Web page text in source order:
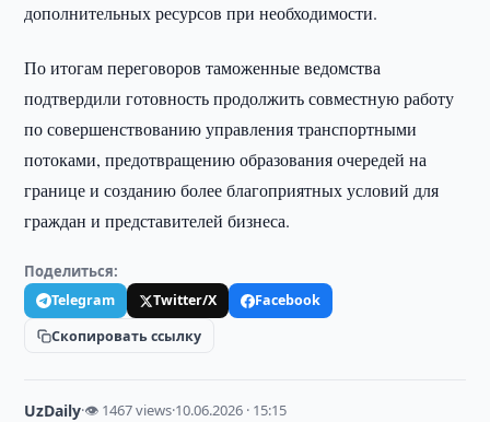
дополнительных ресурсов при необходимости.
По итогам переговоров таможенные ведомства
подтвердили готовность продолжить совместную работу
по совершенствованию управления транспортными
потоками, предотвращению образования очередей на
границе и созданию более благоприятных условий для
граждан и представителей бизнеса.
Поделиться:
Telegram Twitter/X
Facebook
Скопировать ссылку
UzDaily·👁 1467 views·10.06.2026 · 15:15